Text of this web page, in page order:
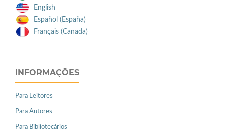
English
Español (España)
Français (Canada)
INFORMAÇÕES
Para Leitores
Para Autores
Para Bibliotecários